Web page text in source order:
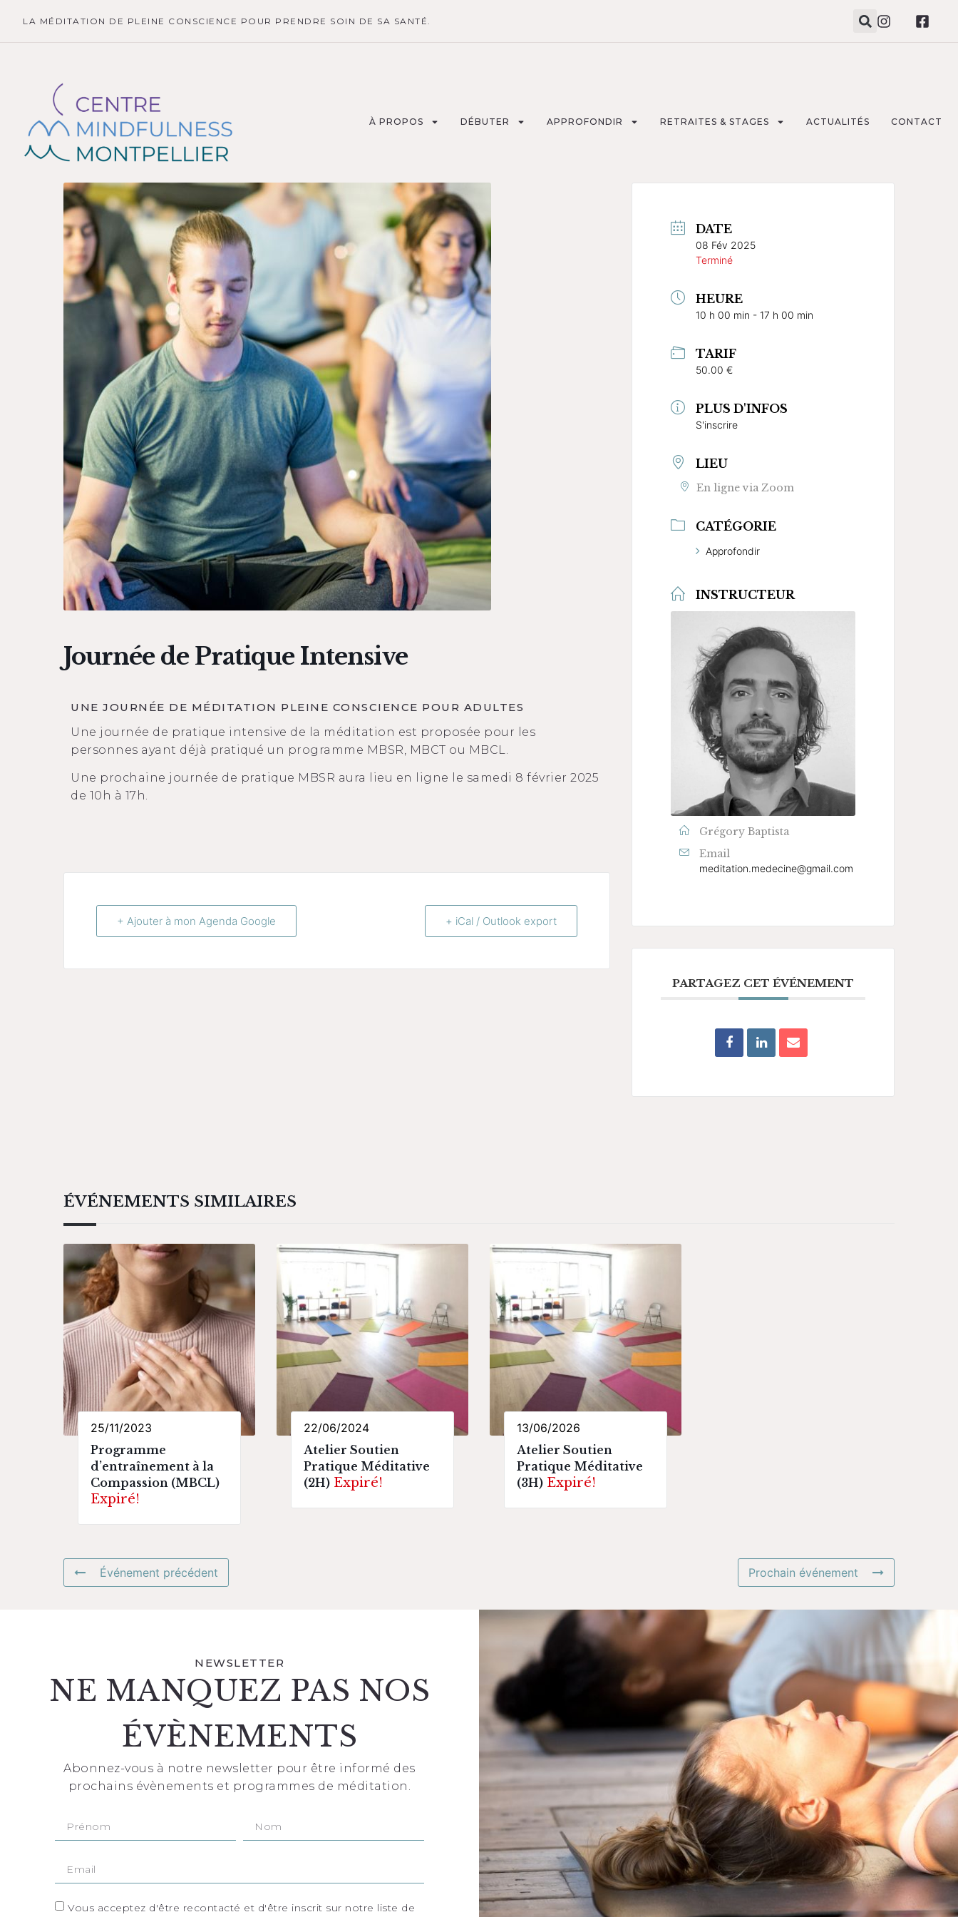
LA MÉDITATION DE PLEINE CONSCIENCE POUR PRENDRE SOIN DE SA SANTÉ.
À PROPOS DÉBUTER APPROFONDIR RETRAITES & STAGES ACTUALITÉS CONTACT
Journée de Pratique Intensive
UNE JOURNÉE DE MÉDITATION PLEINE CONSCIENCE POUR ADULTES
Une journée de pratique intensive de la méditation est proposée pour les
personnes ayant déjà pratiqué un programme MBSR, MBCT ou MBCL.
Une prochaine journée de pratique MBSR aura lieu en ligne le samedi 8 février 2025
de 10h à 17h.
+ Ajouter à mon Agenda Google + iCal / Outlook export
DATE
08 Fév 2025
Terminé
HEURE
10 h 00 min - 17 h 00 min
TARIF
50.00 €
PLUS D'INFOS
S'inscrire
LIEU
En ligne via Zoom
CATÉGORIE
Approfondir
INSTRUCTEUR
Grégory Baptista
Email
meditation.medecine@gmail.com
PARTAGEZ CET ÉVÉNEMENT
ÉVÉNEMENTS SIMILAIRES
25/11/2023
Programme
d’entraînement à la
Compassion (MBCL)
Expiré!
22/06/2024
Atelier Soutien
Pratique Méditative
(2H) Expiré!
13/06/2026
Atelier Soutien
Pratique Méditative
(3H) Expiré!
Événement précédent Prochain événement
NEWSLETTER
NE MANQUEZ PAS NOS
ÉVÈNEMENTS
Abonnez-vous à notre newsletter pour être informé des
prochains évènements et programmes de méditation.
Vous acceptez d'être recontacté et d'être inscrit sur notre liste de